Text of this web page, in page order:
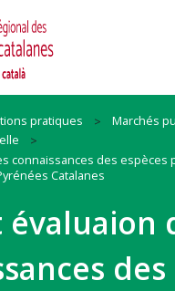
pratiques
Marchés
connaissances des espèces
Catalanes
évaluaion
des